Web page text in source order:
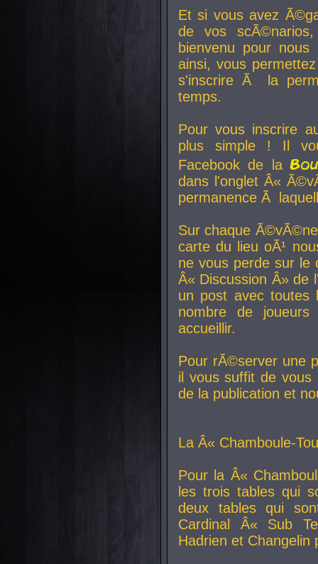
Et si vous avez
de vos
bienvenu pour
ainsi, vous
s'inscrire Ã la
temps.
Pour vous inscrire
plus simple ! Il
Facebook de la
dans l'onglet Â«
permanence Ã
Sur chaque
carte du lieu oÃ¹
ne vous perde sur le
Â« Discussion Â» de
un post avec toutes
nombre de
accueillir.
Pour rÃ©server une
il vous suffit de vous
de la publication et
La Â« Chamboule-
Pour la Â«
les trois tables qui
deux tables qui
Cardinal
Â« Sub
Hadrien et Changelin